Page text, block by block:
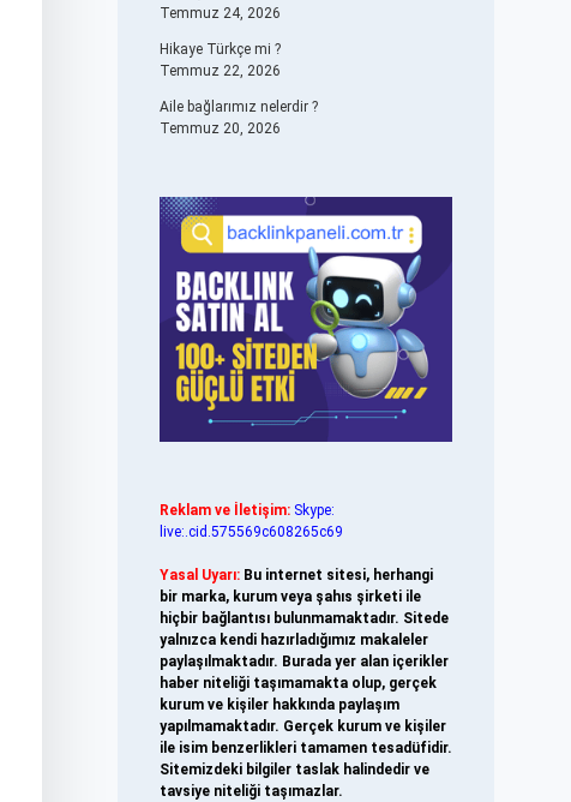
Temmuz 24, 2026
Hikaye Türkçe mi ?
Temmuz 22, 2026
Aile bağlarımız nelerdir ?
Temmuz 20, 2026
Reklam ve İletişim: Skype:
live:.cid.575569c608265c69
Yasal Uyarı: Bu internet sitesi, herhangi
bir marka, kurum veya şahıs şirketi ile
hiçbir bağlantısı bulunmamaktadır. Sitede
yalnızca kendi hazırladığımız makaleler
paylaşılmaktadır. Burada yer alan içerikler
haber niteliği taşımamakta olup, gerçek
kurum ve kişiler hakkında paylaşım
yapılmamaktadır. Gerçek kurum ve kişiler
ile isim benzerlikleri tamamen tesadüfidir.
Sitemizdeki bilgiler taslak halindedir ve
tavsiye niteliği taşımazlar.